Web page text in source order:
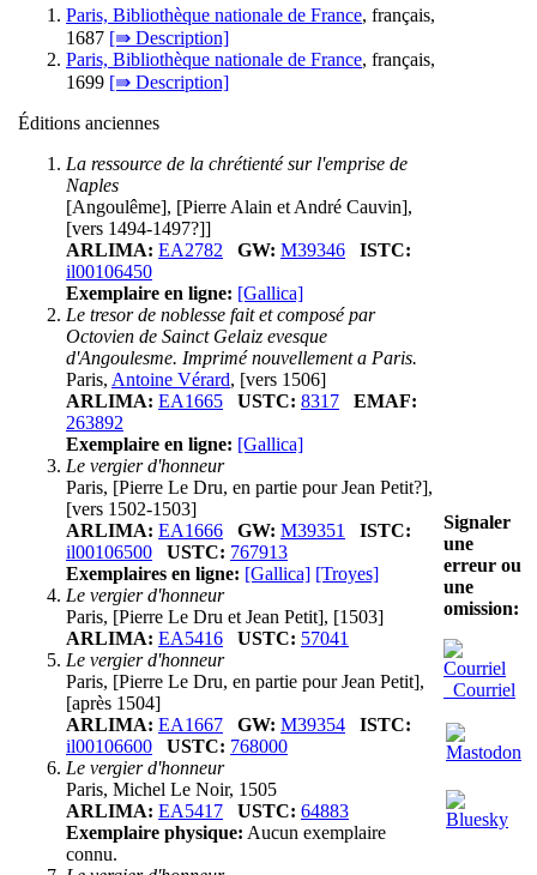
Paris, Bibliothèque nationale de France, français,
1687 [⇛ Description]
Paris, Bibliothèque nationale de France, français,
1699 [⇛ Description]
Éditions anciennes
La ressource de la chrétienté sur l'emprise de
Naples
[Angoulême], [Pierre Alain et André Cauvin],
[vers 1494-1497?]]
ARLIMA: EA2782 GW: M39346
ISTC:
il00106450
Exemplaire en ligne: [Gallica]
Le tresor de noblesse fait et composé par
Octovien de Sainct Gelaiz evesque
d'Angoulesme. Imprimé nouvellement a Paris.
Paris, Antoine Vérard, [vers 1506]
ARLIMA: EA1665 USTC: 8317
EMAF:
263892
Exemplaire en ligne: [Gallica]
Le vergier d'honneur
Paris, [Pierre Le Dru, en partie pour Jean Petit?],
[vers 1502-1503]
ARLIMA: EA1666 GW: M39351
ISTC:
il00106500
USTC: 767913
Exemplaires en ligne: [Gallica] [Troyes]
Le vergier d'honneur
Paris, [Pierre Le Dru et Jean Petit], [1503]
ARLIMA: EA5416 USTC: 57041
Le vergier d'honneur
Paris, [Pierre Le Dru, en partie pour Jean Petit],
[après 1504]
ARLIMA: EA1667 GW: M39354
ISTC:
il00106600
USTC: 768000
Le vergier d'honneur
Paris, Michel Le Noir, 1505
ARLIMA: EA5417 USTC: 64883
Exemplaire physique: Aucun exemplaire
connu.
Signaler
une
erreur ou
une
omission:
Courriel